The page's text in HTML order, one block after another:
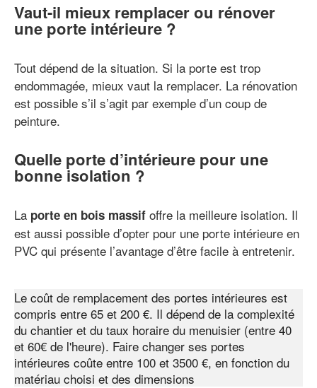
Vaut-il mieux remplacer ou rénover
une porte intérieure ?
Tout dépend de la situation. Si la porte est trop
endommagée, mieux vaut la remplacer. La rénovation
est possible s’il s’agit par exemple d’un coup de
peinture.
Quelle porte d’intérieure pour une
bonne isolation ?
La porte en bois massif offre la meilleure isolation. Il
est aussi possible d’opter pour une porte intérieure en
PVC qui présente l’avantage d’être facile à entretenir.
Le coût de remplacement des portes intérieures est
compris entre 65 et 200 €. Il dépend de la complexité
du chantier et du taux horaire du menuisier (entre 40
et 60€ de l'heure). Faire changer ses portes
intérieures coûte entre 100 et 3500 €, en fonction du
matériau choisi et des dimensions